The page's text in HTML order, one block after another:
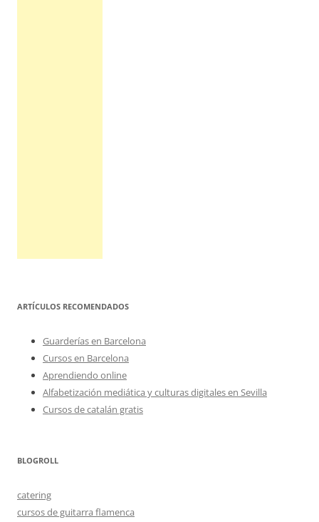
ARTÍCULOS RECOMENDADOS
Guarderías en Barcelona
Cursos en Barcelona
Aprendiendo online
Alfabetización mediática y culturas digitales en Sevilla
Cursos de catalán gratis
BLOGROLL
catering
cursos de guitarra flamenca